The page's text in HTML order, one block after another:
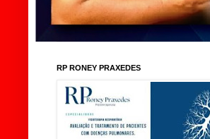
RP RONEY PRAXEDES